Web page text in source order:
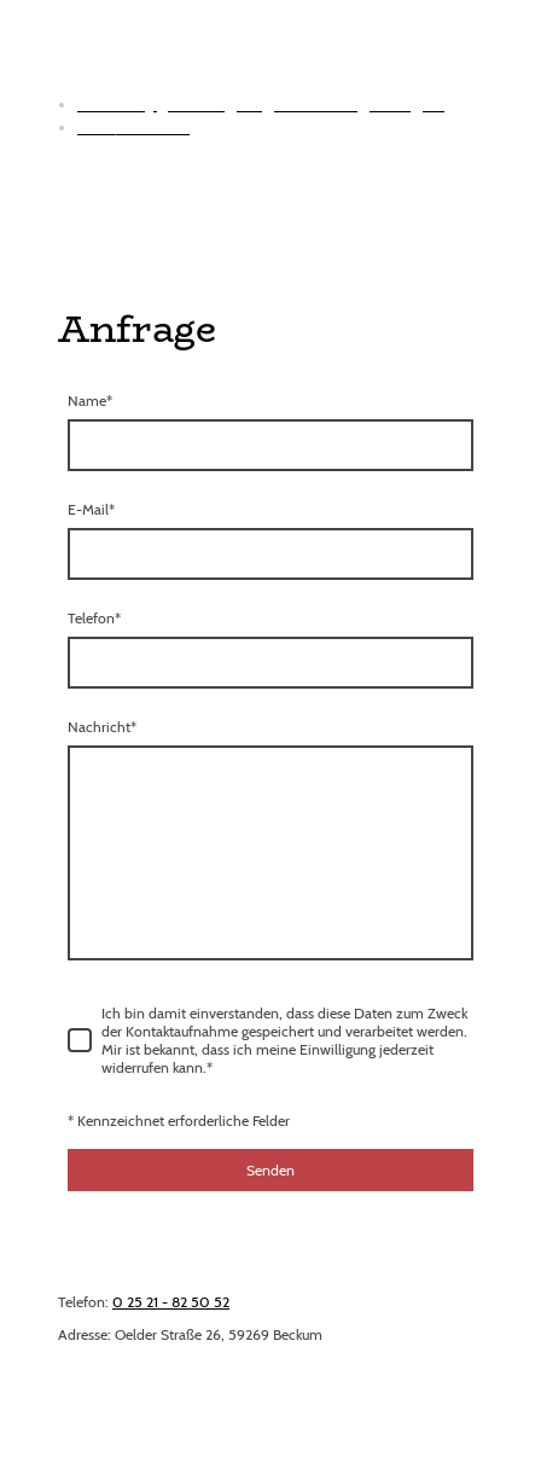
Anfrage
Name*
E-Mail*
Telefon*
Nachricht*
Ich bin damit einverstanden, dass diese Daten zum Zweck
der Kontaktaufnahme gespeichert und verarbeitet werden.
Mir ist bekannt, dass ich meine Einwilligung jederzeit
widerrufen kann.*
* Kennzeichnet erforderliche Felder
Senden
Telefon: 0 25 21 - 82 50 52
Adresse: Oelder Straße 26, 59269 Beckum